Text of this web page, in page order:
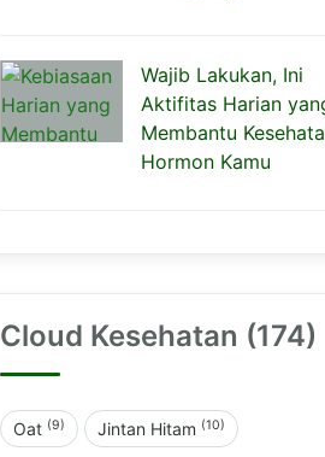
Wajib Lakukan, Ini
Aktifitas Harian
Membantu
Hormon Kamu
Cloud Kesehatan (174)
Oat (9) Jintan Hitam (10)